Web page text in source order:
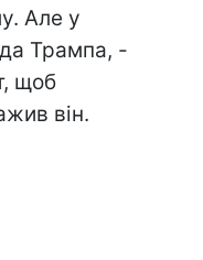
Але у
Трампа, -
щоб
він.